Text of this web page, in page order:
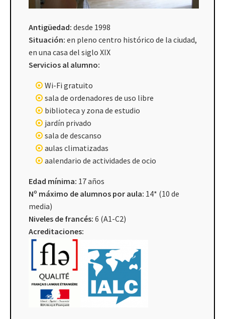
Antigüedad: desde 1998
Situación: en pleno centro histórico de la ciudad,
en una casa del siglo XIX
Servicios al alumno:
Wi-Fi gratuito
sala de ordenadores de uso libre
biblioteca y zona de estudio
jardín privado
sala de descanso
aulas climatizadas
aalendario de actividades de ocio
Edad mínima: 17 años
Nº máximo de alumnos por aula: 14* (10 de
media)
Niveles de francés: 6 (A1-C2)
Acreditaciones: